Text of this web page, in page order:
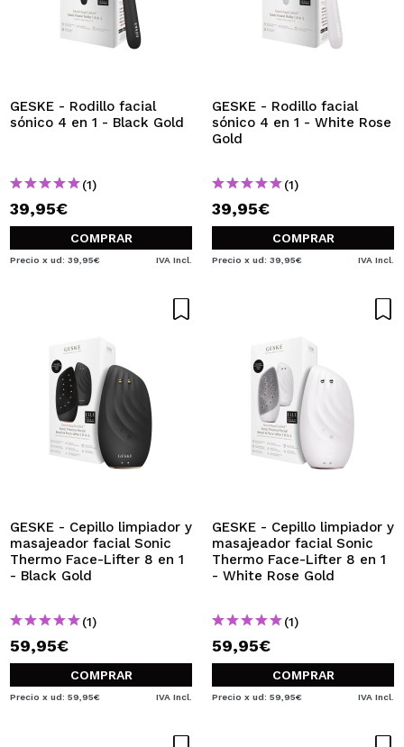
GESKE - Rodillo facial
sónico 4 en 1 - Black Gold
(1)
39,95€
COMPRAR
Precio x ud: 39,95€ IVA Incl.
GESKE - Rodillo facial
sónico 4 en 1 - White Rose
Gold
(1)
39,95€
COMPRAR
Precio x ud: 39,95€ IVA Incl.
GESKE - Cepillo limpiador y
masajeador facial Sonic
Thermo Face-Lifter 8 en 1
- Black Gold
(1)
59,95€
COMPRAR
Precio x ud: 59,95€ IVA Incl.
GESKE - Cepillo limpiador y
masajeador facial Sonic
Thermo Face-Lifter 8 en 1
- White Rose Gold
(1)
59,95€
COMPRAR
Precio x ud: 59,95€ IVA Incl.